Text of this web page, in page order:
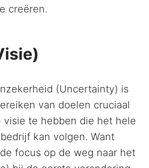
creëren.
(Uncertainty) is
van doelen cruciaal
visie te hebben die het hele
kan volgen. Want
focus op de weg naar het